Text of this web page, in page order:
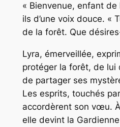
« Bienvenue, enfant
ils d’une voix douce. «
de la forêt. Que
Lyra, émerveillée,
protéger la forêt, de lui
de partager ses
Les esprits, touchés
accordèrent son vœu.
elle devint la